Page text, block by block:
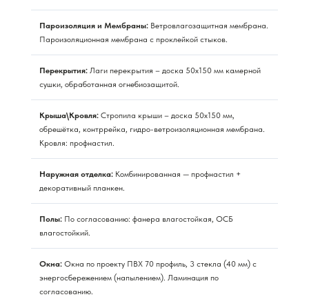
Пароизоляция и Мембраны: Ветровлагозащитная мембрана.
Пароизоляционная мембрана с проклейкой стыков.
Перекрытия: Лаги перекрытия – доска 50х150 мм камерной
сушки, обработанная огнебиозащитой.
Крыша\Кровля: Стропила крыши – доска 50х150 мм,
обрешётка, контррейка, гидро-ветроизоляционная мембрана.
Кровля: профнастил.
Наружная отделка: Комбинированная — профнастил +
декоративный планкен.
Полы: По согласованию: фанера влагостойкая, ОСБ
влагостойкий.
Окна: Окна по проекту ПВХ 70 профиль, 3 стекла (40 мм) с
энергосбережением (напылением). Ламинация по
согласованию.